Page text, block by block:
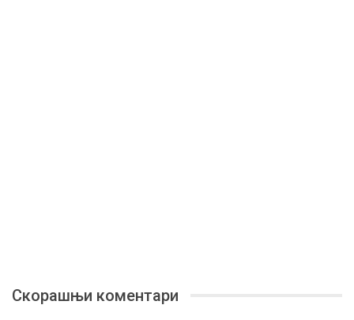
Скорашњи коментари